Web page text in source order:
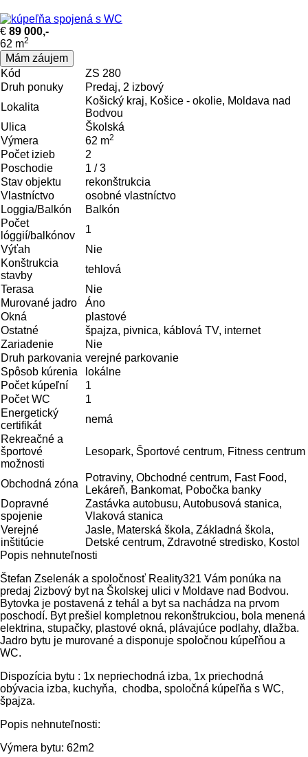
€ 89 000,-
62 m2
Mám záujem
Kód
ZS 280
Druh ponuky
Predaj, 2 izbový
Lokalita
Košický kraj, Košice - okolie, Moldava nad
Bodvou
Ulica
Školská
Výmera
62 m2
Počet izieb
2
Poschodie
1 / 3
Stav objektu
rekonštrukcia
Vlastníctvo
osobné vlastníctvo
Loggia/Balkón
Balkón
Počet
lóggií/balkónov
1
Výťah
Nie
Konštrukcia
stavby
tehlová
Terasa
Nie
Murované jadro
Áno
Okná
plastové
Ostatné
špajza, pivnica, káblová TV, internet
Zariadenie
Nie
Druh parkovania verejné parkovanie
Spôsob kúrenia
lokálne
Počet kúpeľní­
1
Počet WC
1
Energetický
certifikát
nemá
Rekreačné a
športové
možnosti
Lesopark, Športové centrum, Fitness centrum
Obchodná zóna
Potraviny, Obchodné centrum, Fast Food,
Lekáreň, Bankomat, Pobočka banky
Dopravné
spojenie
Zastávka autobusu, Autobusová stanica,
Vlaková stanica
Verejné
inštitúcie
Jasle, Materská škola, Základná škola,
Detské centrum, Zdravotné stredisko, Kostol
Popis nehnuteľnosti
Štefan Zselenák a spoločnosť Reality321 Vám ponúka na
predaj 2izbový byt na Školskej ulici v Moldave nad Bodvou.
Bytovka je postavená z tehál a byt sa nachádza na prvom
poschodí. Byt prešiel kompletnou rekonštrukciou, bola menená
elektrina, stupačky, plastové okná, plávajúce podlahy, dlažba.
Jadro bytu je murované a disponuje spoločnou kúpeľňou a
WC.
Dispozícia bytu : 1x nepriechodná izba, 1x priechodná
obývacia izba, kuchyňa, chodba, spoločná kúpeľňa s WC,
špajza.
Popis nehnuteľnosti:
Výmera bytu: 62m2